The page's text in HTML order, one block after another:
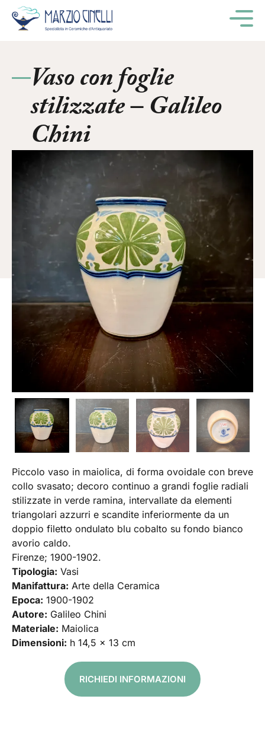
Vaso con foglie
stilizzate – Galileo
Chini
Piccolo vaso in maiolica, di forma ovoidale con breve
collo svasato; decoro continuo a grandi foglie radiali
stilizzate in verde ramina, intervallate da elementi
triangolari azzurri e scandite inferiormente da un
doppio filetto ondulato blu cobalto su fondo bianco
avorio caldo.
Firenze; 1900-1902.
Tipologia: Vasi
Manifattura: Arte della Ceramica
Epoca: 1900-1902
Autore: Galileo Chini
Materiale: Maiolica
Dimensioni: h 14,5 x 13 cm
RICHIEDI INFORMAZIONI